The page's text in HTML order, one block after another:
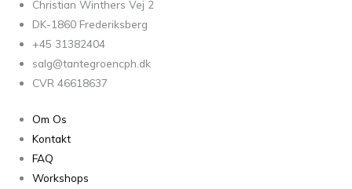
Christian Winthers Vej 2
DK-1860 Frederiksberg
+45 31382404
salg@tantegroencph.dk
CVR 46618637
Om Os
Kontakt
FAQ
Workshops